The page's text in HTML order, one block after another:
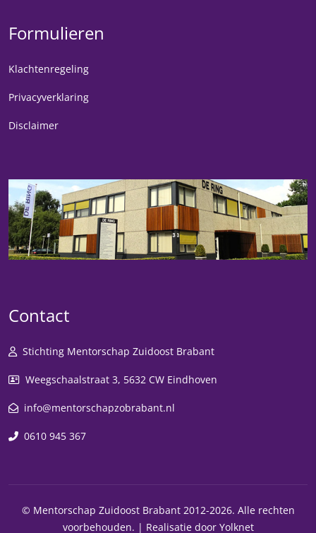
Formulieren
Klachtenregeling
Privacyverklaring
Disclaimer
Contact
Stichting Mentorschap Zuidoost Brabant
Weegschaalstraat 3, 5632 CW Eindhoven
info@mentorschapzobrabant.nl
0610 945 367
© Mentorschap Zuidoost Brabant 2012-2026. Alle rechten
voorbehouden. | Realisatie door Yolknet